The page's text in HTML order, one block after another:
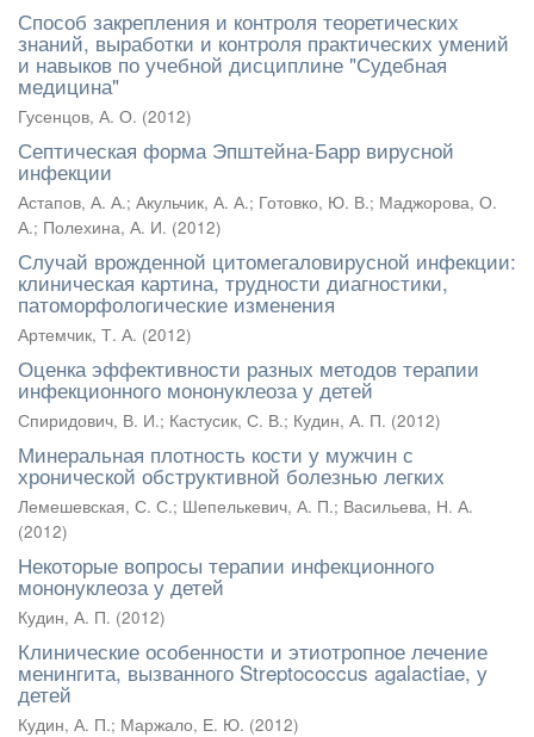
Способ закрепления и контроля теоретических
знаний, выработки и контроля практических умений
и навыков по учебной дисциплине "Судебная
медицина"
Гусенцов, А. О. (2012)
Септическая форма Эпштейна-Барр вирусной
инфекции
Астапов, А. А.; Акульчик, А. А.; Готовко, Ю. В.; Маджорова, О.
А.; Полехина, А. И. (2012)
Случай врожденной цитомегаловирусной инфекции:
клиническая картина, трудности диагностики,
патоморфологические изменения
Артемчик, Т. А. (2012)
Оценка эффективности разных методов терапии
инфекционного мононуклеоза у детей
Спиридович, В. И.; Кастусик, С. В.; Кудин, А. П. (2012)
Минеральная плотность кости у мужчин с
хронической обструктивной болезнью легких
Лемешевская, С. С.; Шепелькевич, А. П.; Васильева, Н. А.
(2012)
Некоторые вопросы терапии инфекционного
мононуклеоза у детей
Кудин, А. П. (2012)
Клинические особенности и этиотропное лечение
менингита, вызванного Streptococcus agalactiae, у
детей
Кудин, А. П.; Маржало, Е. Ю. (2012)